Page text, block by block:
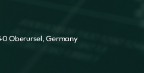
Oberursel, Germany